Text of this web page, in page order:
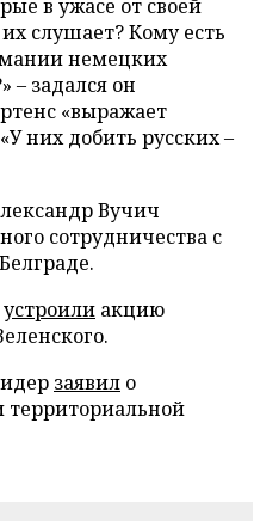
в ужасе от своей
слушает? Кому есть
немецких
– задался он
«выражает
них добить русских –
Вучич
сотрудничества с
устроили акцию
заявил о
территориальной